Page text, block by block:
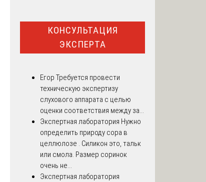
КОНСУЛЬТАЦИЯ
ЭКСПЕРТА
Егор Требуется провести
техническую экспертизу
слухового аппарата с целью
оценки соответствия между за...
Экспертная лаборатория Нужно
определить природу сора в
целлюлозе . Силикон это, тальк
или смола. Размер соринок
очень не...
Экспертная лаборатория